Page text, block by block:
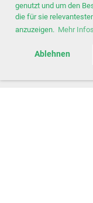
genutzt und um den
die für sie
anzuzeigen. Mehr Infos
Ablehnen